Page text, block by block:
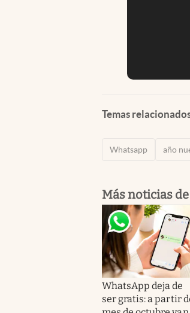
Temas
Whatsapp año
Más noticias de
WhatsApp deja de
ser gratis: a partir